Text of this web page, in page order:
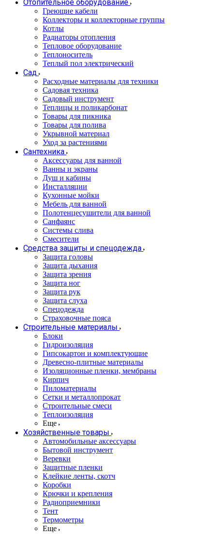
Отопительное оборудование
Греющие кабели
Коллекторы и коллекторные группы
Котлы
Радиаторы отопления
Тепловое оборудование
Теплоноситель
Теплый пол электрический
Сад
Расходные материалы для техники
Садовая техника
Садовый инструмент
Теплицы и поликарбонат
Товары для пикника
Товары для полива
Укрывной материал
Уход за растениями
Сантехника
Аксессуары для ванной
Ванны и экраны
Душ и кабины
Инсталляции
Кухонные мойки
Мебель для ванной
Полотенцесушители для ванной
Санфаянс
Системы слива
Смесители
Средства защиты и спецодежда
Защита головы
Защита дыхания
Защита зрения
Защита ног
Защита рук
Защита слуха
Спецодежда
Страховочные пояса
Строительные материалы
Блоки
Гидроизоляция
Гипсокартон и комплектующие
Древесно-плитные материалы
Изоляционные пленки, мембраны
Кирпич
Пиломатериалы
Сетки и металлопрокат
Строительные смеси
Теплоизоляция
Еще
Хозяйственные товары
Автомобильные аксессуары
Бытовой инструмент
Веревки
Защитные пленки
Клейкие ленты, скотч
Коробки
Крючки и крепления
Радиоприемники
Тент
Термометры
Еще